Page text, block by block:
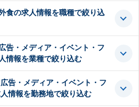
食の求人情報を職種で絞り込
告・メディア・イベント・フ
情報を業種で絞り込む
告・メディア・イベント・フ
情報を勤務地で絞り込む